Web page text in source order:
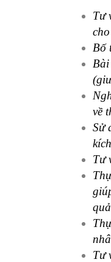
Tư
Bố
về
Sử
Tư
Tư